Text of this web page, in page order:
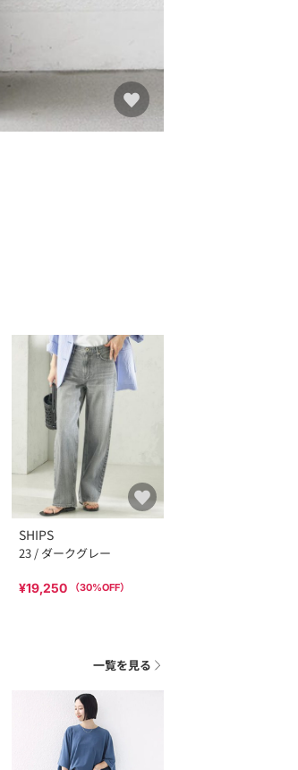
SHIPS
23 / ダークグレー
¥19,250 （30%OFF）
一覧を見る